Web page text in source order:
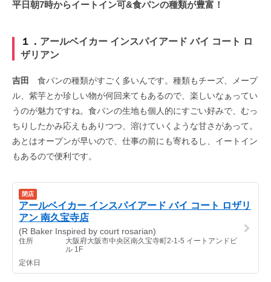
平日朝7時からイートイン可&食パンの種類が豊富！
１． アールベイカー インスパイアード バイ コート ロ
ザリアン
吉田
食パンの種類がすごく多いんです。種類もチーズ、メープ
ル、紫芋とか珍しい物が何回来てもあるので、楽しいなぁってい
うのが魅力ですね。食パンの生地も個人的にすごい好みで、むっ
ちりしたかみ応えもありつつ、溶けていくような甘さがあって。
あとはオープンが早いので、仕事の前にも寄れるし、イートイン
もあるので便利です。